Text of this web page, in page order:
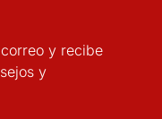
y recibe
y